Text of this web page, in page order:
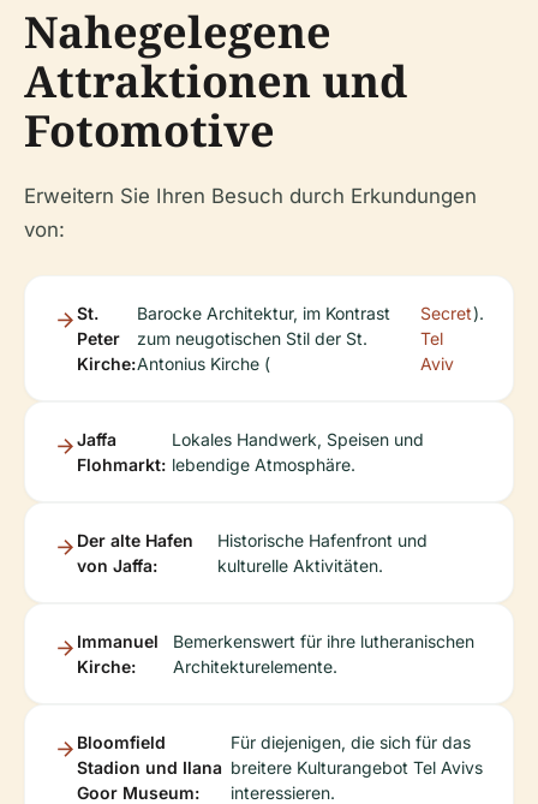
Nahegelegene
Attraktionen und
Fotomotive
Erweitern Sie Ihren Besuch durch Erkundungen
von:
St.
Peter
Kirche:
Barocke Architektur, im Kontrast
zum neugotischen Stil der St.
Antonius Kirche (
Secret
Tel
Aviv
).
Jaffa
Flohmarkt:
Lokales Handwerk, Speisen und
lebendige Atmosphäre.
Der alte Hafen
von Jaffa:
Historische Hafenfront und
kulturelle Aktivitäten.
Immanuel
Kirche:
Bemerkenswert für ihre lutheranischen
Architekturelemente.
Bloomfield
Stadion und Ilana
Goor Museum:
Für diejenigen, die sich für das
breitere Kulturangebot Tel Avivs
interessieren.